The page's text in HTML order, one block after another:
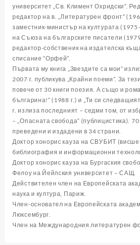
университет „Св. Климент Охридски”.
редактор на в. „Литературен фронт”
заместник-министър на културата
на Съюза на българските писатели
редактор-собственик на издателска
списание “Орфей”.
Първата му книга „Звездите са мои”
2007 г. публикува „Крайни поеми”. За
повече от 30 книги поезия. А също и
българина!” (1988 г.) и „Ти си
г. излиза последният – седми том, от
– „Опасната свобода” (публицистика). 70
преведени и издадени в 34 страни.
Доктор хонорис кауза на СВУБИТ
библиография и информационни
Доктор хонорис кауза на Бургаския
Фелоу на Йейлския университет – САЩ.
Действителен член на Европейската
наука и култура, Париж.
Член-основател на Европейската
Люксембург.
Член на Международния литературен